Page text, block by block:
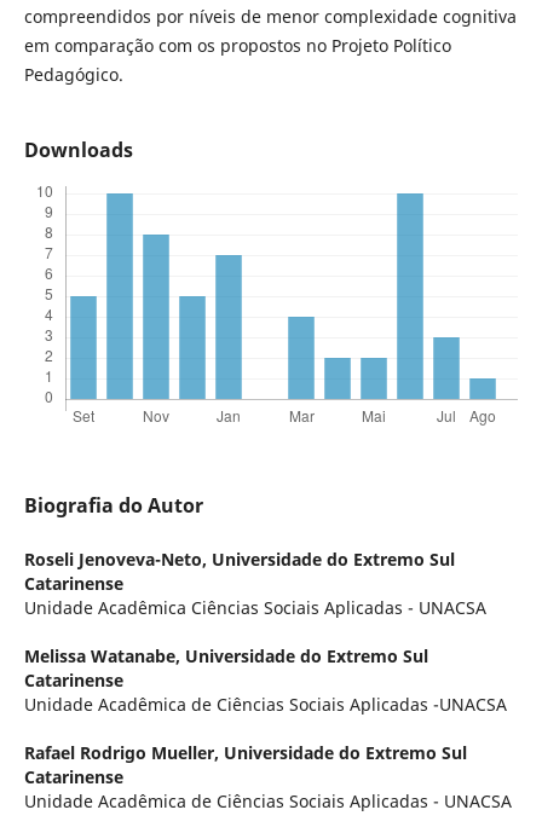
compreendidos por níveis de menor complexidade cognitiva
em comparação com os propostos no Projeto Político
Pedagógico.
Downloads
Biografia do Autor
Roseli Jenoveva-Neto, Universidade do Extremo Sul
Catarinense
Unidade Acadêmica Ciências Sociais Aplicadas - UNACSA
Melissa Watanabe, Universidade do Extremo Sul
Catarinense
Unidade Acadêmica de Ciências Sociais Aplicadas -UNACSA
Rafael Rodrigo Mueller, Universidade do Extremo Sul
Catarinense
Unidade Acadêmica de Ciências Sociais Aplicadas - UNACSA